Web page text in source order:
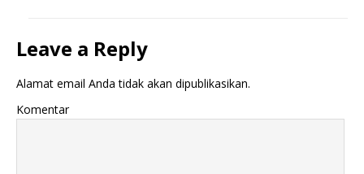
Leave a Reply
Alamat email Anda tidak akan dipublikasikan.
Komentar